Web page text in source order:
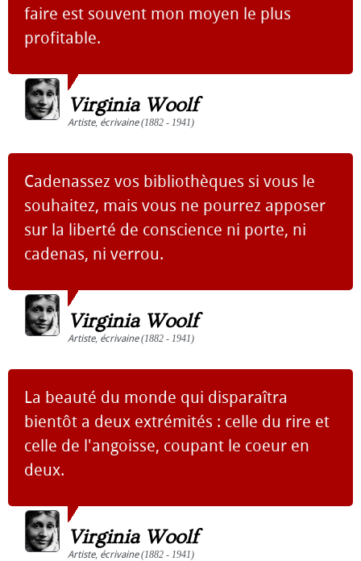
faire est souvent mon moyen le plus
profitable.
Virginia Woolf
Artiste, écrivaine(1882 - 1941)
Cadenassez vos bibliothèques si vous le
souhaitez, mais vous ne pourrez apposer
sur la liberté de conscience ni porte, ni
cadenas, ni verrou.
Virginia Woolf
Artiste, écrivaine(1882 - 1941)
La beauté du monde qui disparaîtra
bientôt a deux extrémités : celle du rire et
celle de l'angoisse, coupant le coeur en
deux.
Virginia Woolf
Artiste, écrivaine(1882 - 1941)